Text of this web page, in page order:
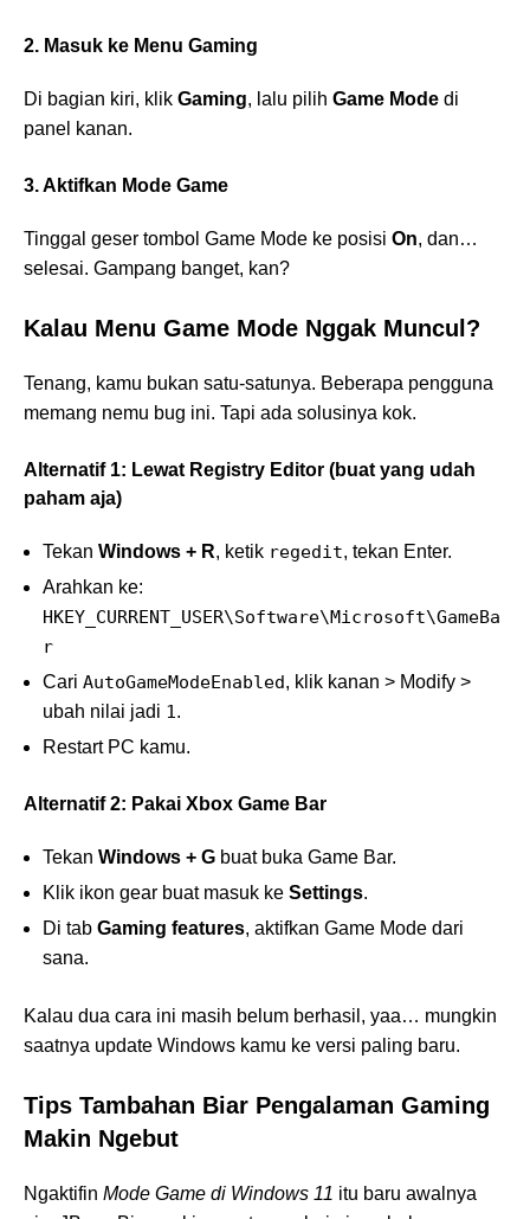
2. Masuk ke Menu Gaming
Di bagian kiri, klik Gaming, lalu pilih Game Mode di
panel kanan.
3. Aktifkan Mode Game
Tinggal geser tombol Game Mode ke posisi On, dan…
selesai. Gampang banget, kan?
Kalau Menu Game Mode Nggak Muncul?
Tenang, kamu bukan satu-satunya. Beberapa pengguna
memang nemu bug ini. Tapi ada solusinya kok.
Alternatif 1: Lewat Registry Editor (buat yang udah
paham aja)
Tekan Windows + R, ketik regedit, tekan Enter.
Arahkan ke:
HKEY_CURRENT_USER\Software\Microsoft\GameBa
r
Cari AutoGameModeEnabled, klik kanan > Modify >
ubah nilai jadi 1.
Restart PC kamu.
Alternatif 2: Pakai Xbox Game Bar
Tekan Windows + G buat buka Game Bar.
Klik ikon gear buat masuk ke Settings.
Di tab Gaming features, aktifkan Game Mode dari
sana.
Kalau dua cara ini masih belum berhasil, yaa… mungkin
saatnya update Windows kamu ke versi paling baru.
Tips Tambahan Biar Pengalaman Gaming
Makin Ngebut
Ngaktifin Mode Game di Windows 11 itu baru awalnya